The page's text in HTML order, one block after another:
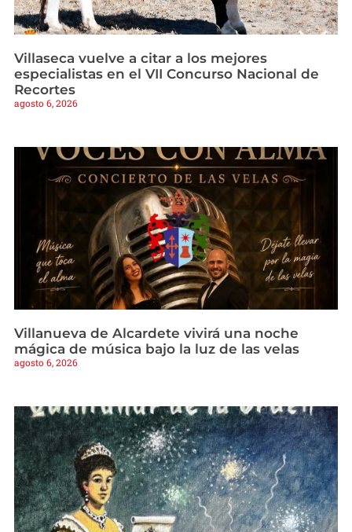
Villaseca vuelve a citar a los mejores
especialistas en el VII Concurso Nacional de
Recortes
agosto 6, 2026
Villanueva de Alcardete vivirá una noche
mágica de música bajo la luz de las velas
agosto 6, 2026